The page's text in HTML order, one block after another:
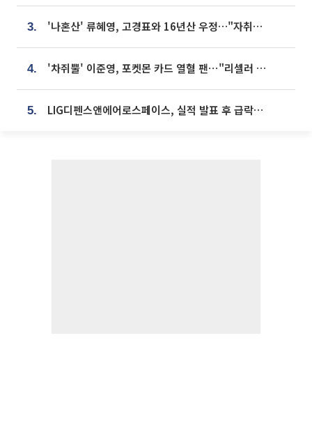
3. '나혼산' 류혜영, 고경표와 16년산 우정…"자취방서 부모님과 마주쳐"
4. '차쥐뿔' 이준영, 포켓몬 카드 열혈 팬⋯"리셀러 처단할 것"
5. LIG디펜스앤에어로스페이스, 실적 발표 후 급락→반등⋯증권가 “28년까지 튼튼”